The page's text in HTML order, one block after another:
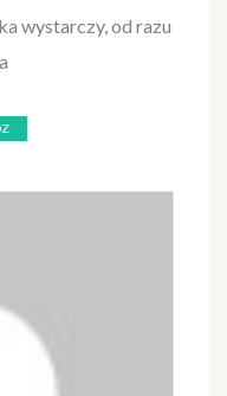
wystarczy, od razu